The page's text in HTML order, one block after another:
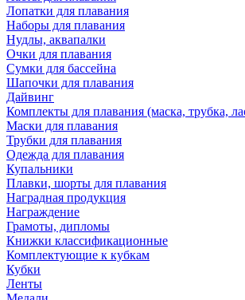
Лопатки для плавания
Наборы для плавания
Нудлы, аквапалки
Очки для плавания
Сумки для бассейна
Шапочки для плавания
Дайвинг
Комплекты для плавания (маска, трубка,
Маски для плавания
Трубки для плавания
Одежда для плавания
Купальники
Плавки, шорты для плавания
Наградная продукция
Награждение
Грамоты, дипломы
Книжки классификационные
Комплектующие к кубкам
Кубки
Ленты